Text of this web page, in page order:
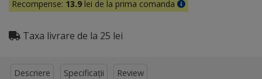
Recompense: 13.9 lei de la prima comanda
Taxa livrare de la 25 lei
Descriere Specificații Review